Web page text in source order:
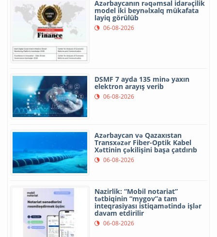
Azərbaycanın rəqəmsal idarəçilik
model iki beynəlxalq mükafata
layiq görülüb
06-08-2026
DSMF 7 ayda 135 minə yaxın
elektron arayış verib
06-08-2026
Azərbaycan və Qazaxıstan
Transxəzər Fiber-Optik Kabel
Xəttinin çəkilişini başa çatdırıb
06-08-2026
Nazirlik: “Mobil notariat”
tətbiqinin “mygov”a tam
inteqrasiyası istiqamətində işlər
davam etdirilir
06-08-2026